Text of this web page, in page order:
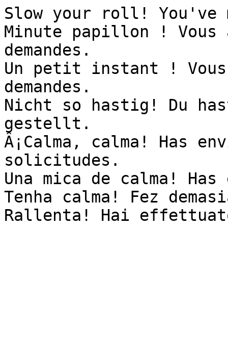
Slow your roll! You've
Minute papillon ! Vous
demandes.
Un petit instant !
demandes.
Nicht so hastig! Du
gestellt.
Â¡Calma, calma! Has
solicitudes.
Una mica de calma!
Tenha calma! Fez
Rallenta! Hai